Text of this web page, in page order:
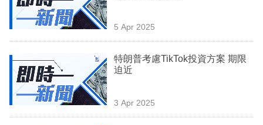
場
生
時
事
5 Apr 2025
特朗普考慮TikTok投資方案 期限
迫近
3 Apr 2025